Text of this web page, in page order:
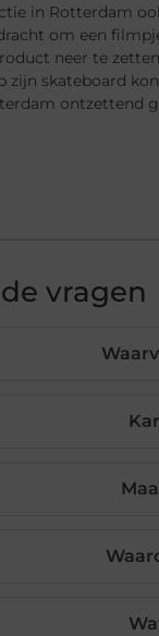
in Rotterdam
om een
neer te
zijn skateboard
ontzettend
vragen